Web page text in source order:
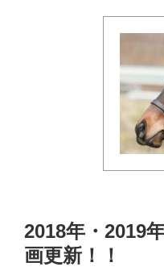
2018年・2019
画更新！！